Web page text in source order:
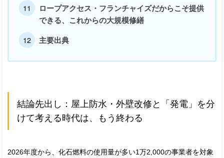
ロープアクセス・フランチャイズだからこそ提供
できる、これからの大規模修繕
主要出典
結論先出し：屋上防水・外壁改修と「発電」を分
けて考える時代は、もう終わる
2026年度から、化石燃料の使用量が多い1万2,000の事業者を対象